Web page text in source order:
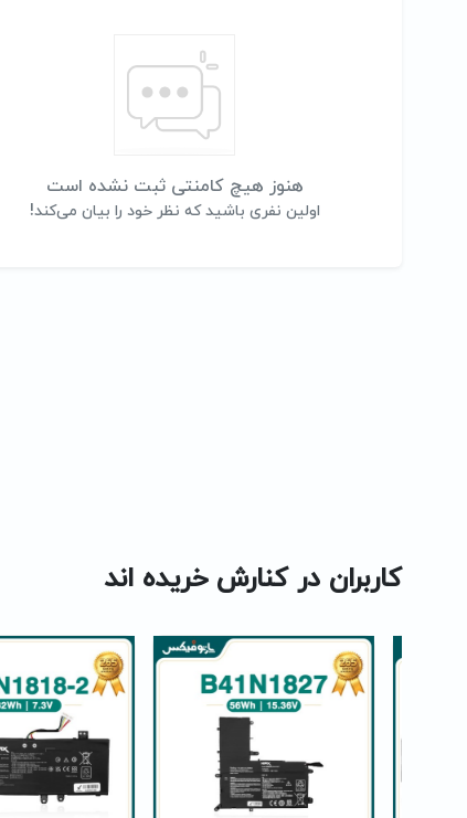
هنوز هیچ کامنتی ثبت نشده است
اولین نفری باشید که نظر خود را بیان می‌کند!
کاربران در کنارش خریده اند